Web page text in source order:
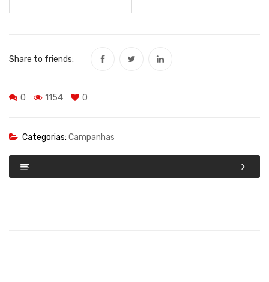
Share to friends:
0 1154 0
Categorias: Campanhas